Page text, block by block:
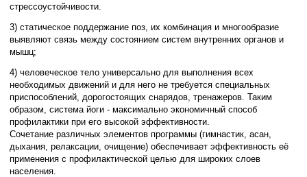
стрессоустойчивости.
3) статическое поддержание поз, их комбинация и многообразие
выявляют связь между состоянием систем внутренних органов и
мышц;
4) человеческое тело универсально для выполнения всех
необходимых движений и для него не требуется специальных
приспособлений, дорогостоящих снарядов, тренажеров. Таким
образом, система йоги - максимально экономичный способ
профилактики при его высокой эффективности.
Сочетание различных элементов программы (гимнастик, асан,
дыхания, релаксации, очищение) обеспечивает эффективность её
применения с профилактической целью для широких слоев
населения.